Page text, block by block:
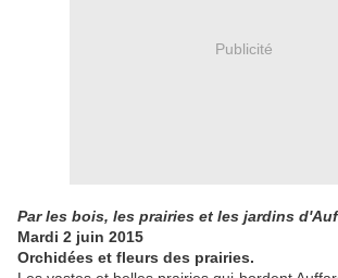
Publicité
Par les bois, les prairies et les jardins
Mardi 2 juin 2015
Orchidées et fleurs des prairies.